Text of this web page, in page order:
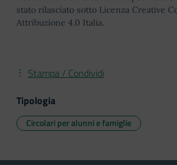
stato rilasciato sotto Licenza Creative
Attribuzione 4.0 Italia.
Stampa / Condividi
Tipologia
Circolari per alunni e famiglie